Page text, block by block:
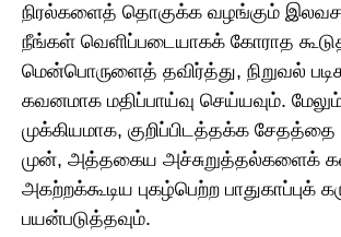
நிரல்களைத் தொகுக்க வழங்கும் இலவச
நீங்கள் வெளிப்படையாகக் கோராத
மென்பொருளைத் தவிர்த்து, நிறுவல்
கவனமாக மதிப்பாய்வு செய்யவும்.
முக்கியமாக, குறிப்பிடத்தக்க சேதத்தை
முன், அத்தகைய அச்சுறுத்தல்களைக்
அகற்றக்கூடிய புகழ்பெற்ற பாதுகாப்புக்
பயன்படுத்தவும்.